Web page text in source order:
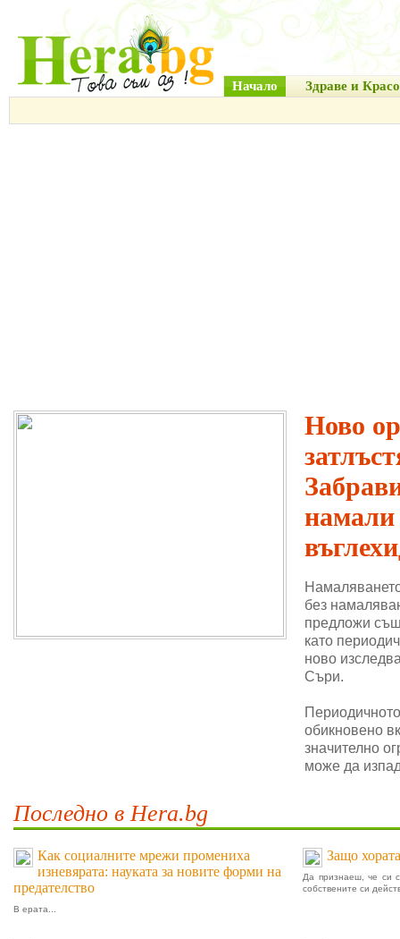
Начало Здраве и
Ново
намали
без
предложи
като
ново
Съри.
обикновено
значително
може да
Последно в Hera.bg
Как социалните мрежи промениха
изневярата: науката за новите форми на
предателство
В ерата...
Защо
Да признаеш, че си
собствените си